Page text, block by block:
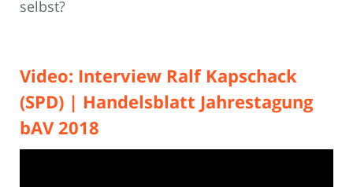
selbst?
Video: Interview Ralf Kapschack
(SPD) | Handelsblatt Jahrestagung
bAV 2018